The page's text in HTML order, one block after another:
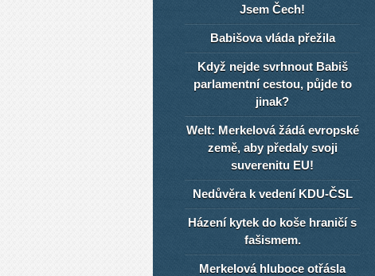
Jsem Čech!
Babišova vláda přežila
Když nejde svrhnout Babiš
parlamentní cestou, půjde to
jinak?
Welt: Merkelová žádá evropské
země, aby předaly svoji
suverenitu EU!
Nedůvěra k vedení KDU-ČSL
Házení kytek do koše hraničí s
fašismem.
Merkelová hluboce otřásla